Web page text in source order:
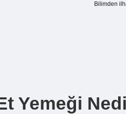
Bilimden
Yemeği